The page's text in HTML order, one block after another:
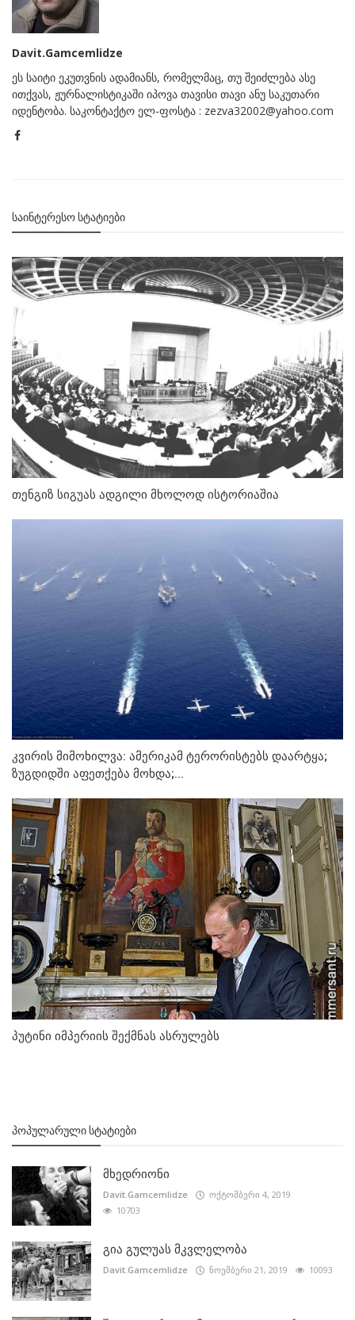
Davit.Gamcemlidze
ეს საიტი ეკუთვნის ადამიანს, რომელმაც, თუ შეიძლება ასე
ითქვას, ჟურნალისტიკაში იპოვა თავისი თავი ანუ საკუთარი
იდენტობა. საკონტაქტო ელ-ფოსტა : zezva32002@yahoo.com
ᲡᲐᲘᲜᲢᲔᲠᲔᲡᲝ ᲡᲢᲐᲢᲘᲔᲑᲘ
თენგიზ სიგუას ადგილი მხოლოდ ისტორიაშია
კვირის მიმოხილვა: ამერიკამ ტერორისტებს დაარტყა;
ზუგდიდში აფეთქება მოხდა;...
პუტინი იმპერიის შექმნას ასრულებს
ᲞᲝᲞᲣᲚᲐᲠᲣᲚᲘ ᲡᲢᲐᲢᲘᲔᲑᲘ
მხედრიონი
Davit.Gamcemlidze
ოქტომბერი 4, 2019
10703
გია გულუას მკვლელობა
Davit.Gamcemlidze ნოემბერი 21, 2019 10093